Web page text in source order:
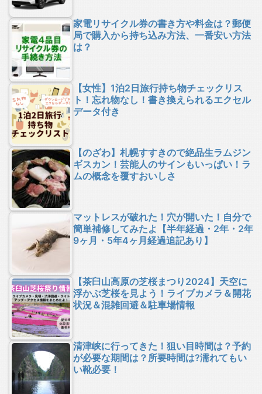
家電リサイクル券の書き方や料金は？郵便
局で購入から持ち込み方法、一番安い方法
は？
【女性】1泊2日旅行持ち物チェックリス
ト！忘れ物なし！書き換えられるエクセル
データ付き
【のざわ】札幌すすきので絶品生ラムジン
ギスカン！芸能人のサインもいっぱい！ラ
ムの概念を覆すおいしさ
マットレスが破れた！穴が開いた！自分で
簡単補修してみたよ【半年経過・2年・2年
9ヶ月・5年4ヶ月経過追記あり】
【茶臼山高原の芝桜まつり2024】天空に
浮かぶ芝桜を見よう！ライブカメラ＆開花
状況＆混雑回避＆駐車場情報
清津峡に行ってきた！狙い目時間は？予約
が必要な期間は？所要時間は?濡れてもい
い靴必要！